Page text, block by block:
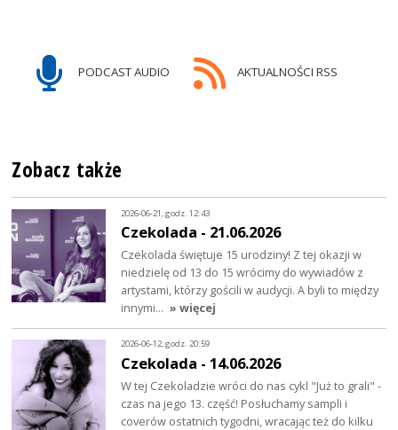
PODCAST AUDIO AKTUALNOŚCI RSS
Zobacz także
2026-06-21, godz. 12:43
Czekolada - 21.06.2026
Czekolada świętuje 15 urodziny! Z tej okazji w
niedzielę od 13 do 15 wrócimy do wywiadów z
artystami, którzy gościli w audycji. A byli to między
innymi… » więcej
2026-06-12, godz. 20:59
Czekolada - 14.06.2026
W tej Czekoladzie wróci do nas cykl "Już to grali" -
czas na jego 13. część! Posłuchamy sampli i
coverów ostatnich tygodni, wracając też do kilku